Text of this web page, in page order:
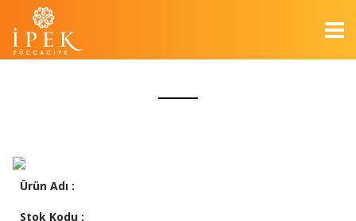
Ürün Adı :
Stok Kodu :